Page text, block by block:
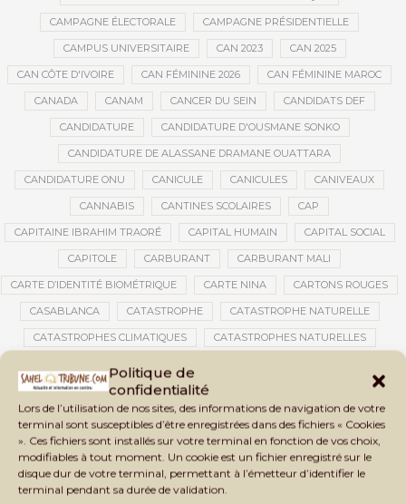
Politique de
confidentialité
Lors de l’utilisation de nos sites, des informations de navigation de votre
terminal sont susceptibles d’être enregistrées dans des fichiers « Cookies
». Ces fichiers sont installés sur votre terminal en fonction de vos choix,
modifiables à tout moment. Un cookie est un fichier enregistré sur le
disque dur de votre terminal, permettant à l’émetteur d’identifier le
terminal pendant sa durée de validation.
CAMPAGNE ÉLECTORALE CAMPAGNE PRÉSIDENTIELLE
CAMPUS UNIVERSITAIRE CAN 2023 CAN 2025
CAN CÔTE D'IVOIRE CAN FÉMININE 2026 CAN FÉMININE MAROC
CANADA CANAM CANCER DU SEIN CANDIDATS DEF
CANDIDATURE CANDIDATURE D'OUSMANE SONKO
CANDIDATURE DE ALASSANE DRAMANE OUATTARA
CANDIDATURE ONU CANICULE CANICULES CANIVEAUX
CANNABIS CANTINES SCOLAIRES CAP
CAPITAINE IBRAHIM TRAORÉ CAPITAL HUMAIN CAPITAL SOCIAL
CAPITOLE CARBURANT CARBURANT MALI
CARTE D’IDENTITÉ BIOMÉTRIQUE CARTE NINA CARTONS ROUGES
CASABLANCA CATASTROPHE CATASTROPHE NATURELLE
CATASTROPHES CLIMATIQUES CATASTROPHES NATURELLES
CEDEAO CÉDÉAO CEI CÉLÉBRATION NATIONALE CEMAC
CEMAPI CEN-SNESUP CENOU CENSURE
CENTRAFRIQUE CENTRALE SOLAIRE
CENTRALE SOLAIRE DE SANANKOROBA CENTRALES SOLAIRES
CENTRE D'INTELLIGENCE ARTIFICIELLE